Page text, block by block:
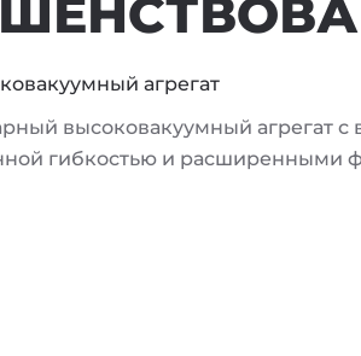
агрегат
высоковакуумный агрегат
гибкостью и расширенными